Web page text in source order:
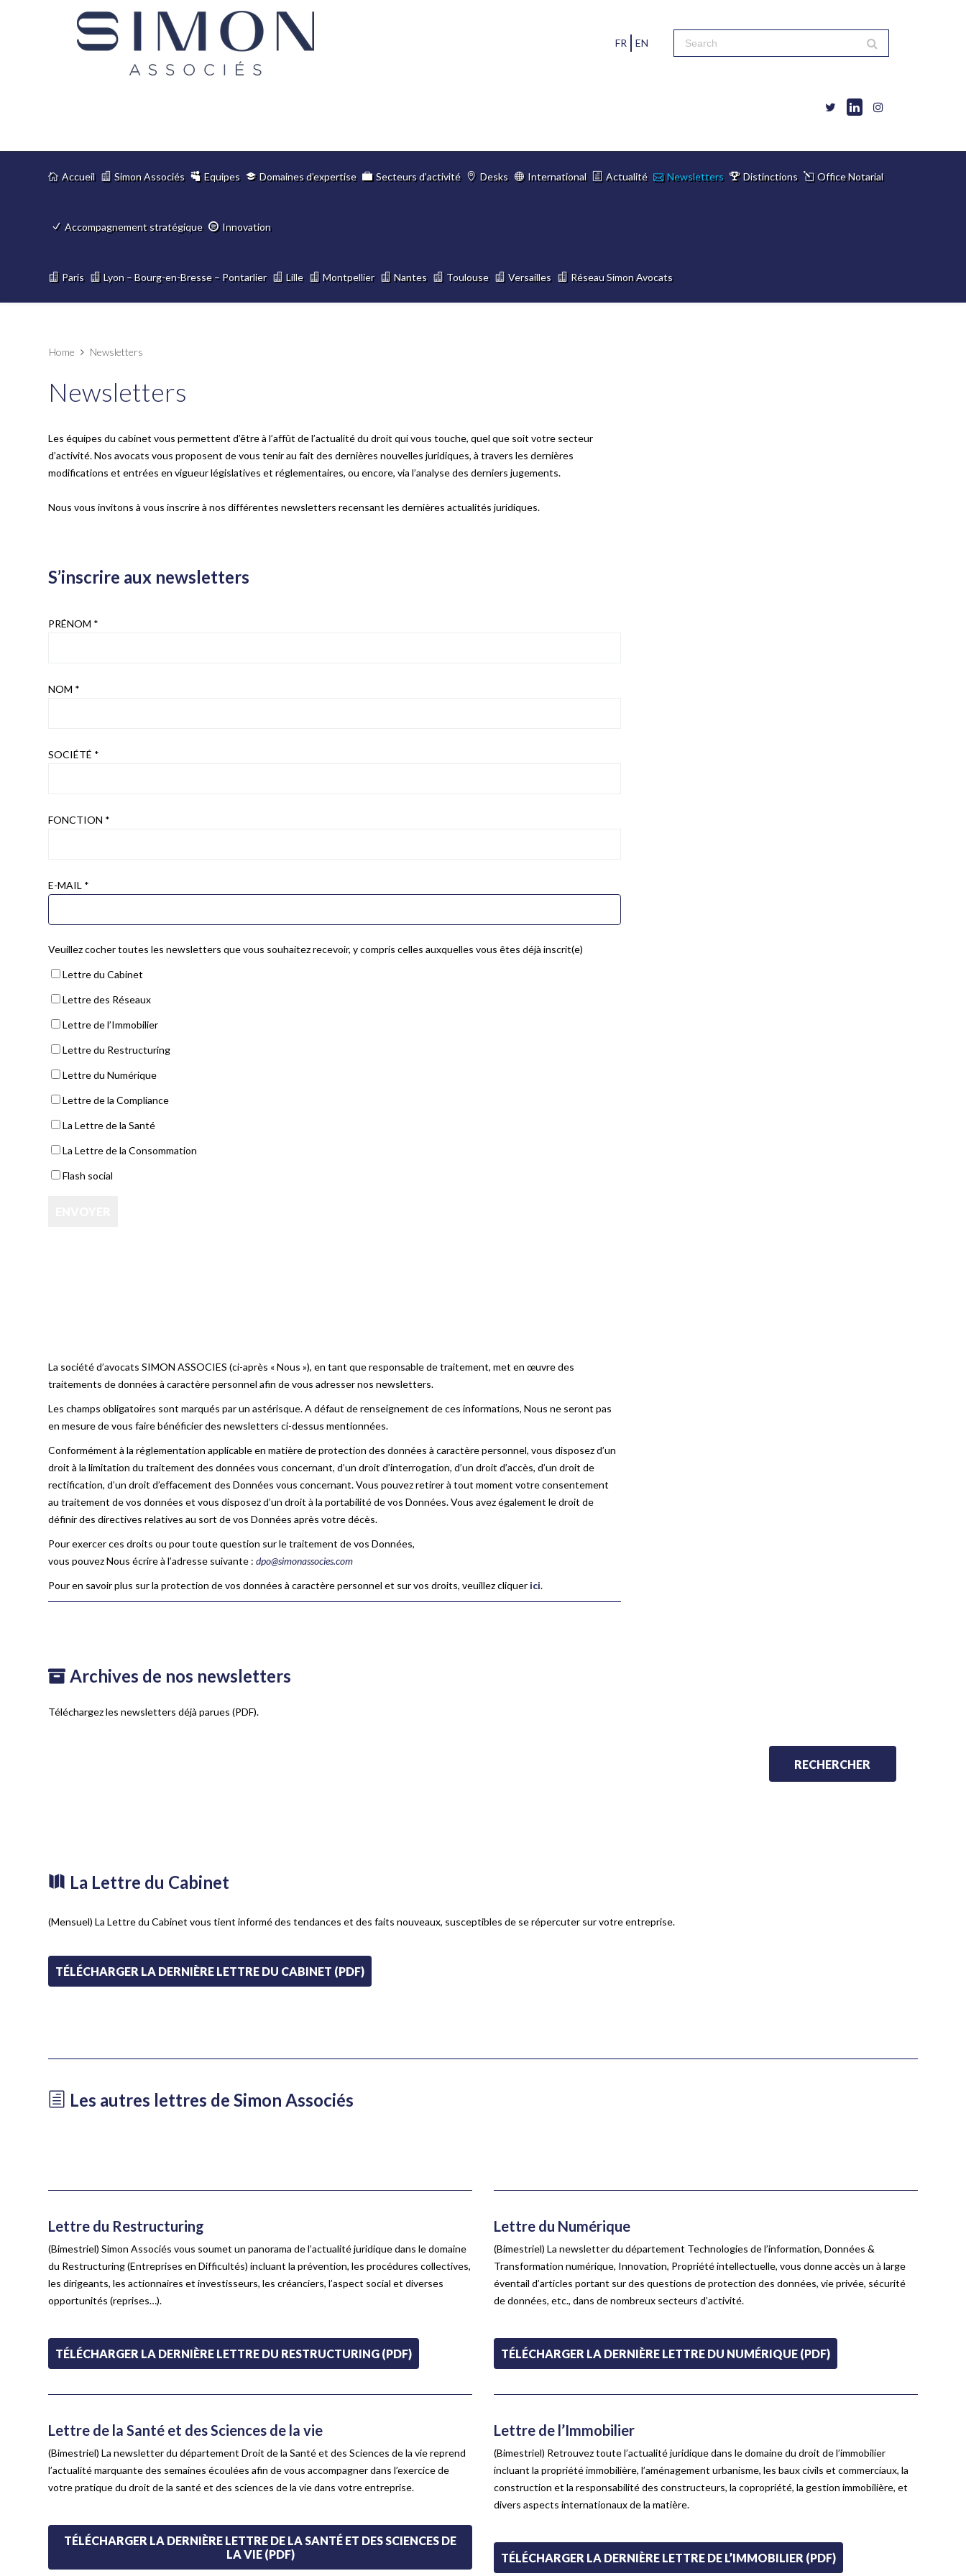
FR EN
Accueil Simon Associés Equipes Domaines d’expertise Secteurs d’activité Desks International Actualité Newsletters Distinctions Office Notarial
Accompagnement stratégique Innovation
Paris Lyon – Bourg-en-Bresse – Pontarlier Lille Montpellier Nantes Toulouse Versailles Réseau Simon Avocats
Home Newsletters
Newsletters
Les équipes du cabinet vous permettent d’être à l’affût de l’actualité du droit qui vous touche, quel que soit votre secteur
d’activité. Nos avocats vous proposent de vous tenir au fait des dernières nouvelles juridiques, à travers les dernières
modifications et entrées en vigueur législatives et réglementaires, ou encore, via l’analyse des derniers jugements.
Nous vous invitons à vous inscrire à nos différentes newsletters recensant les dernières actualités juridiques.
S’inscrire aux newsletters
PRÉNOM *
NOM *
SOCIÉTÉ *
FONCTION *
E-MAIL *
Veuillez cocher toutes les newsletters que vous souhaitez recevoir, y compris celles auxquelles vous êtes déjà inscrit(e)
Lettre du Cabinet
Lettre des Réseaux
Lettre de l’Immobilier
Lettre du Restructuring
Lettre du Numérique
Lettre de la Compliance
La Lettre de la Santé
La Lettre de la Consommation
Flash social
La société d’avocats SIMON ASSOCIES (ci-après « Nous »), en tant que responsable de traitement, met en œuvre des
traitements de données à caractère personnel afin de vous adresser nos newsletters.
Les champs obligatoires sont marqués par un astérisque. A défaut de renseignement de ces informations, Nous ne seront pas
en mesure de vous faire bénéficier des newsletters ci-dessus mentionnées.
Conformément à la réglementation applicable en matière de protection des données à caractère personnel, vous disposez d’un
droit à la limitation du traitement des données vous concernant, d’un droit d’interrogation, d’un droit d’accès, d’un droit de
rectification, d’un droit d’effacement des Données vous concernant. Vous pouvez retirer à tout moment votre consentement
au traitement de vos données et vous disposez d’un droit à la portabilité de vos Données. Vous avez également le droit de
définir des directives relatives au sort de vos Données après votre décès.
Pour exercer ces droits ou pour toute question sur le traitement de vos Données,
vous pouvez Nous écrire à l’adresse suivante :dpo@simonassocies.com
Pour en savoir plus sur la protection de vos données à caractère personnel et sur vos droits, veuillez cliquer ici.
Archives de nos newsletters
Téléchargez les newsletters déjà parues (PDF).
La Lettre du Cabinet
(Mensuel) La Lettre du Cabinet vous tient informé des tendances et des faits nouveaux, susceptibles de se répercuter sur votre entreprise.
TÉLÉCHARGER LA DERNIÈRE LETTRE DU CABINET (PDF)
Les autres lettres de Simon Associés
Lettre du Restructuring
(Bimestriel) Simon Associés vous soumet un panorama de l’actualité juridique dans le domaine
du Restructuring (Entreprises en Difficultés) incluant la prévention, les procédures collectives,
les dirigeants, les actionnaires et investisseurs, les créanciers, l’aspect social et diverses
opportunités (reprises…).
TÉLÉCHARGER LA DERNIÈRE LETTRE DU RESTRUCTURING (PDF)
Lettre de la Santé et des Sciences de la vie
(Bimestriel) La newsletter du département Droit de la Santé et des Sciences de la vie reprend
l’actualité marquante des semaines écoulées afin de vous accompagner dans l’exercice de
votre pratique du droit de la santé et des sciences de la vie dans votre entreprise.
TÉLÉCHARGER LA DERNIÈRE LETTRE DE LA SANTÉ ET DES SCIENCES DE
LA VIE (PDF)
Lettre du Numérique
(Bimestriel) La newsletter du département Technologies de l’information, Données &
Transformation numérique, Innovation, Propriété intellectuelle, vous donne accès un à large
éventail d’articles portant sur des questions de protection des données, vie privée, sécurité
de données, etc., dans de nombreux secteurs d’activité.
TÉLÉCHARGER LA DERNIÈRE LETTRE DU NUMÉRIQUE (PDF)
Lettre de l’Immobilier
(Bimestriel) Retrouvez toute l’actualité juridique dans le domaine du droit de l’immobilier
incluant la propriété immobilière, l’aménagement urbanisme, les baux civils et commerciaux, la
construction et la responsabilité des constructeurs, la copropriété, la gestion immobilière, et
divers aspects internationaux de la matière.
TÉLÉCHARGER LA DERNIÈRE LETTRE DE L’IMMOBILIER (PDF)